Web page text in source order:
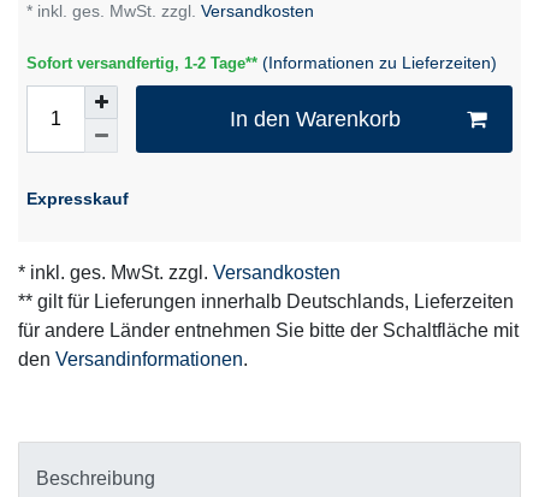
* inkl. ges. MwSt. zzgl. Versandkosten
Sofort versandfertig, 1-2 Tage** (Informationen zu Lieferzeiten)
In den Warenkorb
Expresskauf
* inkl. ges. MwSt. zzgl. Versandkosten
** gilt für Lieferungen innerhalb Deutschlands, Lieferzeiten
für andere Länder entnehmen Sie bitte der Schaltfläche mit
den Versandinformationen.
Beschreibung